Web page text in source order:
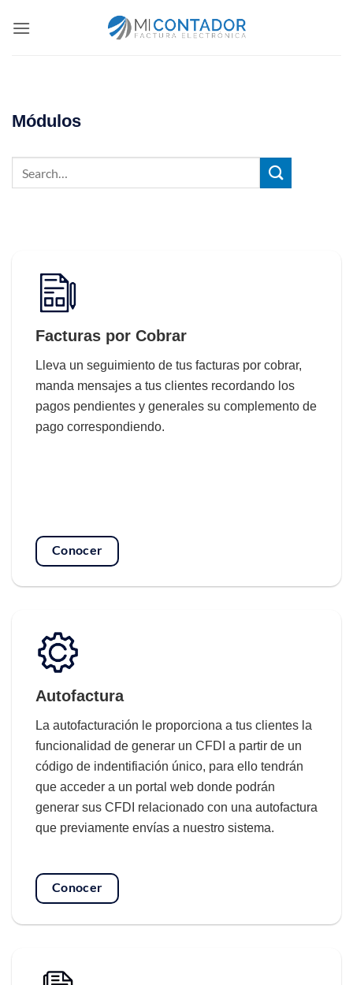
Módulos
Facturas por Cobrar
Lleva un seguimiento de tus facturas por cobrar,
manda mensajes a tus clientes recordando los
pagos pendientes y generales su complemento de
pago correspondiendo.
Conocer
Autofactura
La autofacturación le proporciona a tus clientes la
funcionalidad de generar un CFDI a partir de un
código de indentifiación único, para ello tendrán
que acceder a un portal web donde podrán
generar sus CFDI relacionado con una autofactura
que previamente envías a nuestro sistema.
Conocer